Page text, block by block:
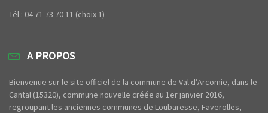
Tél : 04 71 73 70 11 (choix 1)
A PROPOS
Bienvenue sur le site officiel de la commune de Val d’Arcomie, dans le
Cantal (15320), commune nouvelle créée au 1er janvier 2016,
regroupant les anciennes communes de Loubaresse, Faverolles,